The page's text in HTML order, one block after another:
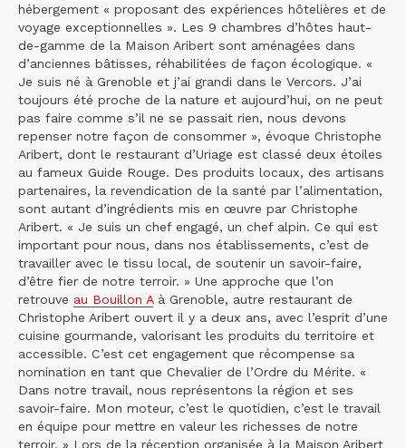
hébergement « proposant des expériences hôtelières et de
voyage exceptionnelles ». Les 9 chambres d’hôtes haut-
de-gamme de la Maison Aribert sont aménagées dans
d’anciennes bâtisses, réhabilitées de façon écologique. «
Je suis né à Grenoble et j’ai grandi dans le Vercors. J’ai
toujours été proche de la nature et aujourd’hui, on ne peut
pas faire comme s’il ne se passait rien, nous devons
repenser notre façon de consommer », évoque Christophe
Aribert, dont le restaurant d’Uriage est classé deux étoiles
au fameux Guide Rouge. Des produits locaux, des artisans
partenaires, la revendication de la santé par l’alimentation,
sont autant d’ingrédients mis en œuvre par Christophe
Aribert. « Je suis un chef engagé, un chef alpin. Ce qui est
important pour nous, dans nos établissements, c’est de
travailler avec le tissu local, de soutenir un savoir-faire,
d’être fier de notre terroir. » Une approche que l’on
retrouve au Bouillon Aà Grenoble, autre restaurant de
Christophe Aribert ouvert il y a deux ans, avec l’esprit d’une
cuisine gourmande, valorisant les produits du territoire et
accessible. C’est cet engagement que récompense sa
nomination en tant que Chevalier de l’Ordre du Mérite. «
Dans notre travail, nous représentons la région et ses
savoir-faire. Mon moteur, c’est le quotidien, c’est le travail
en équipe pour mettre en valeur les richesses de notre
terroir. » Lors de la réception organisée à la Maison Aribert